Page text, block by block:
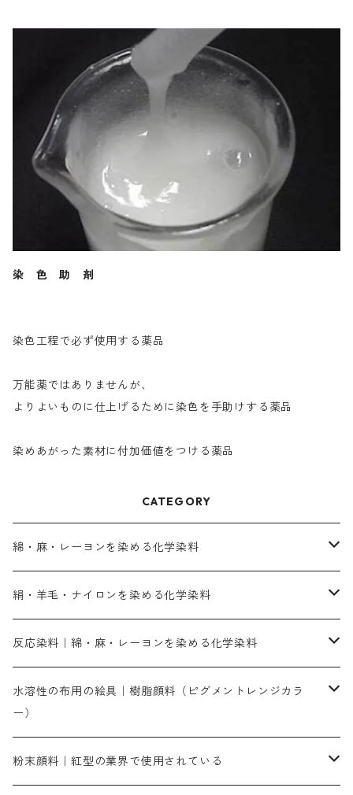
染 色 助 剤
染色工程で必ず使用する薬品
万能薬ではありませんが、
よりよいものに仕上げるために染色を手助けする薬品
染めあがった素材に付加価値をつける薬品
CATEGORY
綿・麻・レーヨンを染める化学染料
直接染料－染色手順が簡単
人気のおすすめ直接染料
染色に必要な薬品類
絹・羊毛・ナイロンを染める化学染料
お買い得品
染料一覧
人気のおすすめ染料
染色に必要な薬品類
補助薬品
反応染料｜綿・麻・レーヨンを染める化学染料
お勧めの3原色（赤・青・黄色）
お勧め｜スミフィックス～
3原色以外の色目
赤色
染色に必要な薬品
水溶性の布用の絵具｜樹脂顔料（ピグメントレンジカラ
ー）
ネオカラー（色）
粉末顔料｜紅型の業界で使用されている